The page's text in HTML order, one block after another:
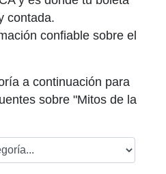
contada.
confiable sobre el
a continuación para
sobre "Mitos de la